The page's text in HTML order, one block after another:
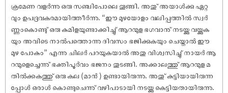
ക്രമേണ വളർന്നു ഒരു സഞ്ചിപോലെ തൂങ്ങി. അതു് അയാൾക്കു ഏറ്റ
വും ഉപദ്രവകരമായിത്തീർന്നു. “ഈ മുഴയോളം വലിപ്പത്തിൽ സ്വർ
ണ്ണംകൊണ്ടു് ഒരു കുമിളയുണ്ടാക്കിച്ചു് ആറന്മുള ഭഗവാനു് നടയ്ക്കു വയ്ക്കുക
യും അവിടെ നാൽപത്തൊന്നു ദിവസം ഭജിക്കുകയും ചെയ്താൽ ഈ
മുഴ പോകും” എന്നു ചിലർ പറയുകയാൽ അതു വിശ്വസിച്ചു് നായർ ആ
റന്മുളെച്ചെന്നു് ഭക്തിപൂർവം ഭജനം തുടങ്ങി. അക്കാലത്തു് ആറന്മുള മ
തിൽക്കകത്തു് ഒരു കല (മാൻ ) ഉണ്ടായിരുന്നു. അതു് കുട്ടിയായിരുന്ന
പ്പോൾ ഒരാൾ കൊണ്ടുചെന്നു് വഴിപാടായി നടയ്ക്കു കെട്ടിയതായിരുന്നു.